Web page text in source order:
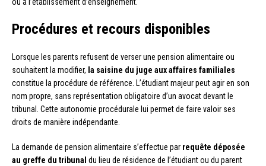
ou à l’établissement d’enseignement.
Procédures et recours disponibles
Lorsque les parents refusent de verser une pension alimentaire ou
souhaitent la modifier, la saisine du juge aux affaires familiales
constitue la procédure de référence. L’étudiant majeur peut agir en son
nom propre, sans représentation obligatoire d’un avocat devant le
tribunal. Cette autonomie procédurale lui permet de faire valoir ses
droits de manière indépendante.
La demande de pension alimentaire s’effectue par requête déposée
au greffe du tribunal du lieu de résidence de l’étudiant ou du parent